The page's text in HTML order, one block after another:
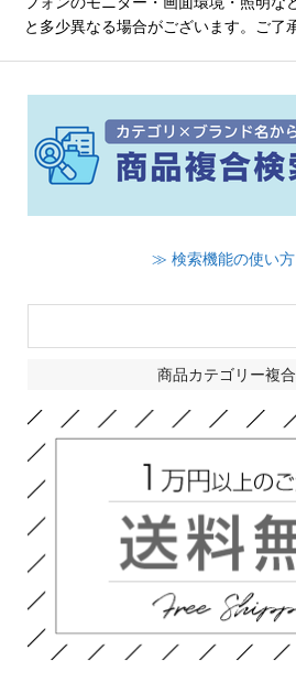
と多少異なる場合がございます。ご了
≫ 検索機能の使い方
商品カテゴリー複